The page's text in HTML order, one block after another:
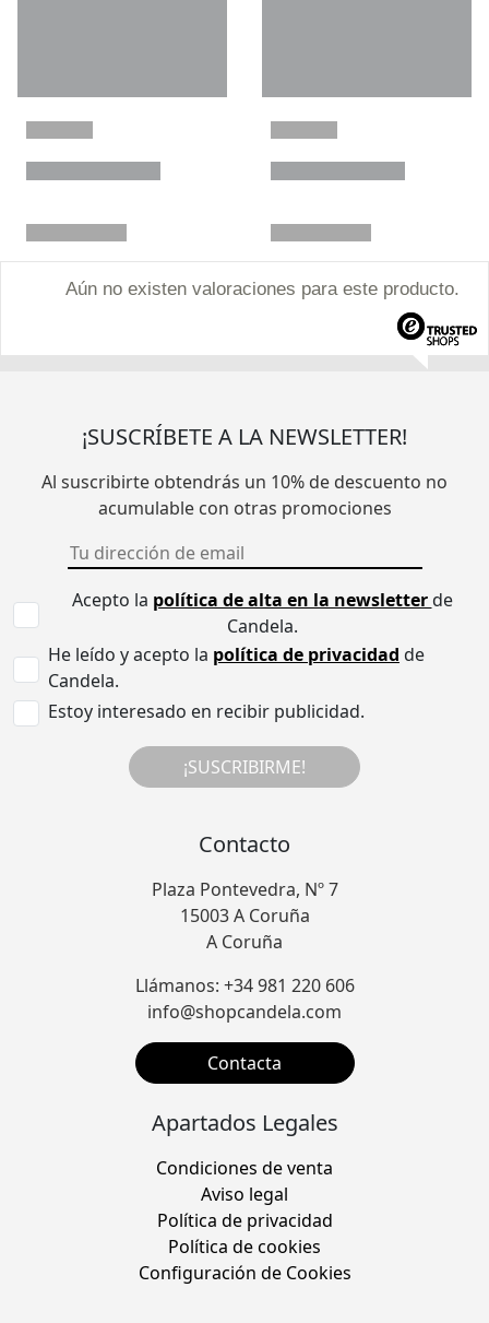
Aún no existen valoraciones para este producto.
¡SUSCRÍBETE A LA NEWSLETTER!
Al suscribirte obtendrás un 10% de descuento no
acumulable con otras promociones
Acepto la política de alta en la newsletterde
Candela.
He leído y acepto la política de privacidad de
Candela.
Estoy interesado en recibir publicidad.
¡SUSCRIBIRME!
Contacto
Plaza Pontevedra, Nº 7
15003 A Coruña
A Coruña
Llámanos: +34 981 220 606
info@shopcandela.com
Contacta
Apartados Legales
Condiciones de venta
Aviso legal
Política de privacidad
Política de cookies
Configuración de Cookies